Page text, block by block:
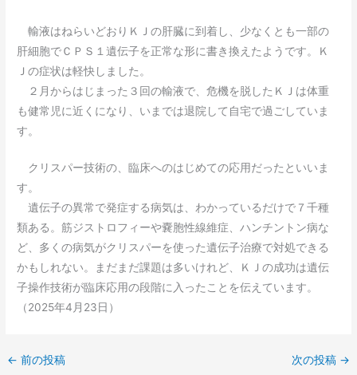
輸液はねらいどおりＫＪの肝臓に到着し、少なくとも一部の
肝細胞でＣＰＳ１遺伝子を正常な形に書き換えたようです。Ｋ
Ｊの症状は軽快しました。
２月からはじまった３回の輸液で、危機を脱したＫＪは体重
も健常児に近くになり、いまでは退院して自宅で過ごしていま
す。
クリスパー技術の、臨床へのはじめての応用だったといいま
す。
遺伝子の異常で発症する病気は、わかっているだけで７千種
類ある。筋ジストロフィーや嚢胞性線維症、ハンチントン病な
ど、多くの病気がクリスパーを使った遺伝子治療で対処できる
かもしれない。まだまだ課題は多いけれど、ＫＪの成功は遺伝
子操作技術が臨床応用の段階に入ったことを伝えています。
（2025年4月23日）
← 前の投稿 次の投稿 →